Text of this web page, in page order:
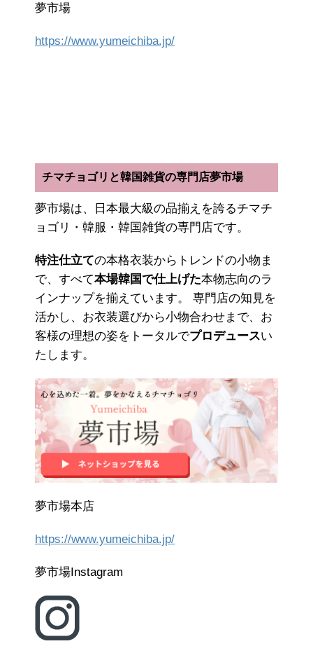
夢市場
https://www.yumeichiba.jp/
チマチョゴリと韓国雑貨の専門店夢市場
夢市場は、日本最大級の品揃えを誇るチマチ
ョゴリ・韓服・韓国雑貨の専門店です。
特注仕立ての本格衣装からトレンドの小物ま
で、すべて本場韓国で仕上げた本物志向のラ
インナップを揃えています。 専門店の知見を
活かし、お衣装選びから小物合わせまで、お
客様の理想の姿をトータルでプロデュースい
たします。
夢市場本店
https://www.yumeichiba.jp/
夢市場Instagram